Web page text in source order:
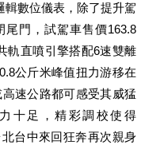
輯數位儀表，除了提升駕
門，試駕車售價163.8
軌直噴引擎搭配6速雙離
公斤米峰值扭力游移在
速公路都可感受其威猛
十足，精彩調校使得
台中來回狂奔再次親身